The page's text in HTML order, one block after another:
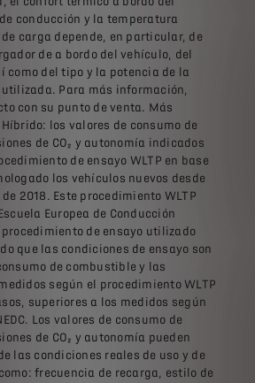
conducción y la temperatura
carga depende, en particular, de
de a bordo del vehículo, del
como del tipo y la potencia de la
Para más información,
con su punto de venta. Más
los valores de consumo de
de CO₂ y autonomía indicados
de ensayo WLTP en base
los vehículos nuevos desde
2018. Este procedimiento WLTP
Europea de Conducción
procedimiento de ensayo utilizado
que las condiciones de ensayo son
de combustible y las
según el procedimiento WLTP
superiores a los medidos según
Los valores de consumo de
de CO₂ y autonomía pueden
las condiciones reales de uso y de
frecuencia de recarga, estilo de